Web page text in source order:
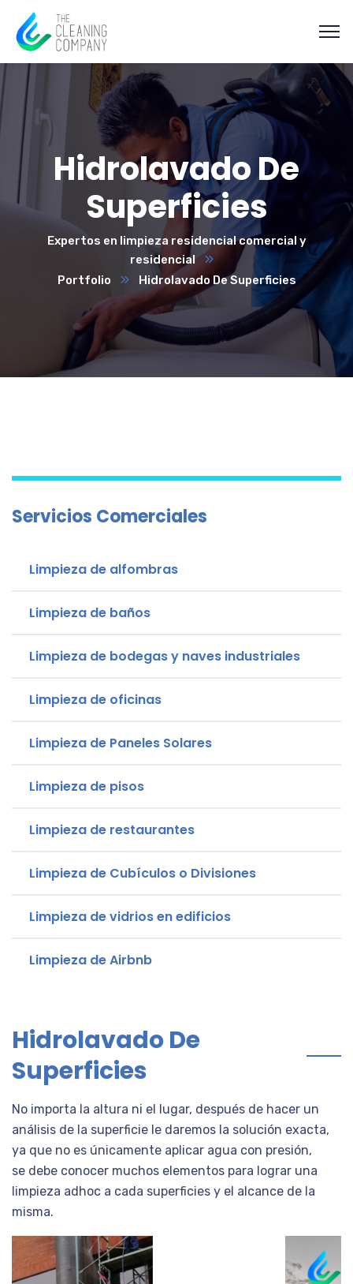
Hidrolavado De
Superficies
Expertos en limpieza residencial comercial y
residencial
Portfolio
Hidrolavado De Superficies
Servicios Comerciales
Limpieza de alfombras
Limpieza de baños
Limpieza de bodegas y naves industriales
Limpieza de oficinas
Limpieza de Paneles Solares
Limpieza de pisos
Limpieza de restaurantes
Limpieza de Cubículos o Divisiones
Limpieza de vidrios en edificios
Limpieza de Airbnb
Hidrolavado De
Superficies
No importa la altura ni el lugar, después de hacer un
análisis de la superficie le daremos la solución exacta,
ya que no es únicamente aplicar agua con presión,
se debe conocer muchos elementos para lograr una
limpieza adhoc a cada superficies y el alcance de la
misma.